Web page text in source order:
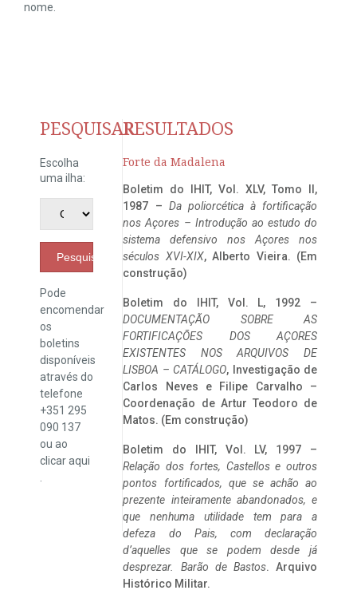
nome.
PESQUISAR
Escolha
uma ilha:
Pesquisar
Pode
encomendar
os
boletins
disponíveis
através do
telefone
+351 295
090 137
ou ao
clicaraqui
RESULTADOS
Forte da Madalena
Boletim do IHIT, Vol. XLV, Tomo II,
1987 – Da poliorcética à fortificação
nos Açores – Introdução ao estudo do
sistema defensivo nos Açores nos
séculos XVI-XIX, Alberto Vieira. (Em
construção)
Boletim do IHIT, Vol. L, 1992 –
DOCUMENTAÇÃO SOBRE AS
FORTIFICAÇÕES DOS AÇORES
EXISTENTES NOS ARQUIVOS DE
LISBOA – CATÁLOGO, Investigação de
Carlos Neves e Filipe Carvalho –
Coordenação de Artur Teodoro de
Matos. (Em construção)
Boletim do IHIT, Vol. LV, 1997 –
Relação dos fortes, Castellos e outros
pontos fortificados, que se achão ao
prezente inteiramente abandonados, e
que nenhuma utilidade tem para a
defeza do Pais, com declaração
d’aquelles que se podem desde já
desprezar. Barão de Bastos. Arquivo
Histórico Militar.